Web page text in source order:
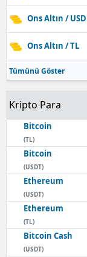
Ons Altın / USD
Ons Altın / TL
Tümünü Göster
Kripto Para
Bitcoin
(TL)
Bitcoin
(USDT)
Ethereum
(USDT)
Ethereum
(TL)
Bitcoin Cash
(USDT)